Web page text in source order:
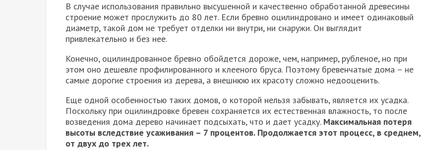
В случае использования правильно высушенной и качественно обработанной древесины
строение может прослужить до 80 лет. Если бревно оцилиндровано и имеет одинаковый
диаметр, такой дом не требует отделки ни внутри, ни снаружи. Он выглядит
привлекательно и без нее.
Конечно, оцилиндрованное бревно обойдется дороже, чем, например, рубленое, но при
этом оно дешевле профилированного и клееного бруса. Поэтому бревенчатые дома – не
самые дорогие строения из дерева, а внешнюю их красоту сложно недооценить.
Еще одной особенностью таких домов, о которой нельзя забывать, является их усадка.
Поскольку при оцилиндровке бревен сохраняется их естественная влажность, то после
возведения дома дерево начинает подсыхать, что и дает усадку. Максимальная потеря
высоты вследствие усаживания – 7 процентов. Продолжается этот процесс, в среднем,
от двух до трех лет.